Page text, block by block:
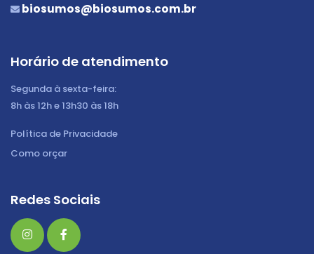
biosumos@biosumos.com.br
Horário de atendimento
Segunda à sexta-feira:
8h às 12h e 13h30 às 18h
Política de Privacidade
Como orçar
Redes Sociais